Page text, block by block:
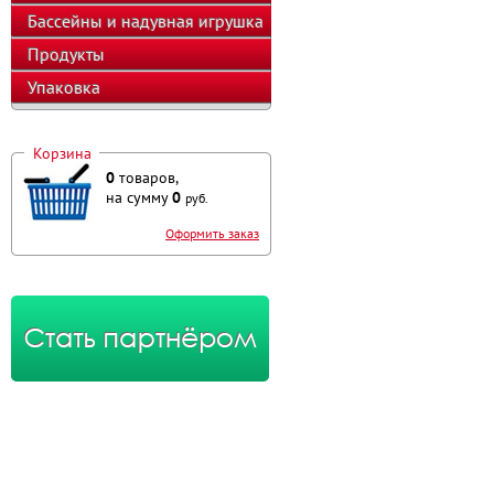
оборудование
Бассейны и надувная игрушка
Продукты
Упаковка
Корзина
0 товаров,
на сумму0 руб.
Оформить заказ